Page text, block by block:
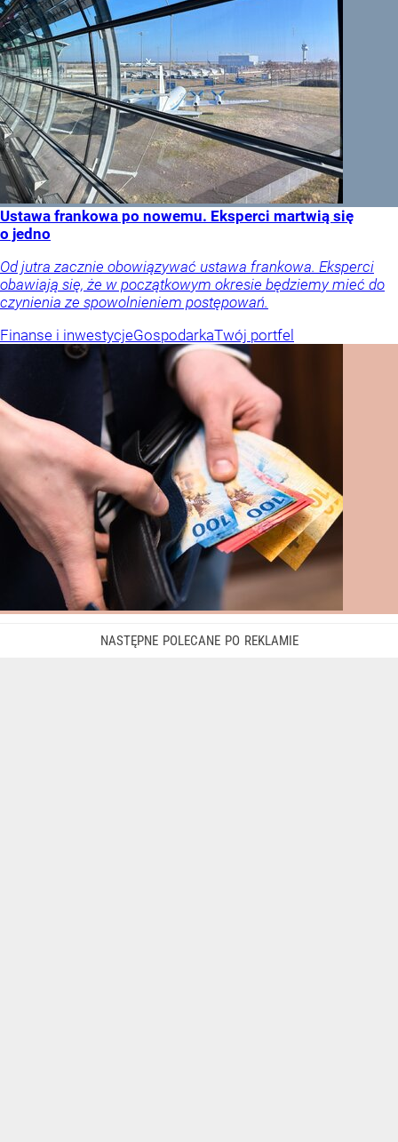
Ustawa frankowa po nowemu. Eksperci martwią się
o jedno
Od jutra zacznie obowiązywać ustawa frankowa. Eksperci
obawiają się, że w początkowym okresie będziemy mieć do
czynienia ze spowolnieniem postępowań.
Finanse i inwestycjeGospodarkaTwój portfel